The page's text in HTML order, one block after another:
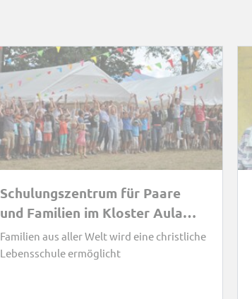
Schulungszentrum für Paare
und Familien im Kloster Aula
Dei in Saragossa/Spanien
Familien aus aller Welt wird eine christliche
Lebensschule ermöglicht